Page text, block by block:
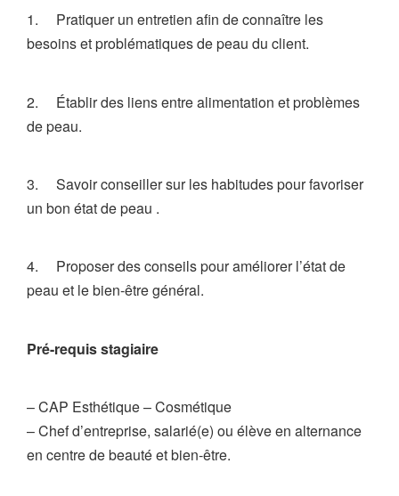
1. Pratiquer un entretien afin de connaître les
besoins et problématiques de peau du client.
2. Établir des liens entre alimentation et problèmes
de peau.
3. Savoir conseiller sur les habitudes pour favoriser
un bon état de peau .
4. Proposer des conseils pour améliorer l’état de
peau et le bien-être général.
Pré-requis stagiaire
– CAP Esthétique – Cosmétique
– Chef d’entreprise, salarié(e) ou élève en alternance
en centre de beauté et bien-être.